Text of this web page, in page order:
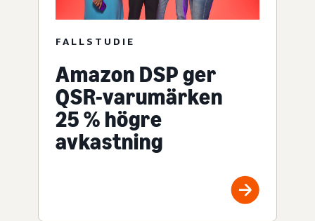
FALLSTUDIE
Amazon DSP ger
QSR-varumärken
25 % högre
avkastning